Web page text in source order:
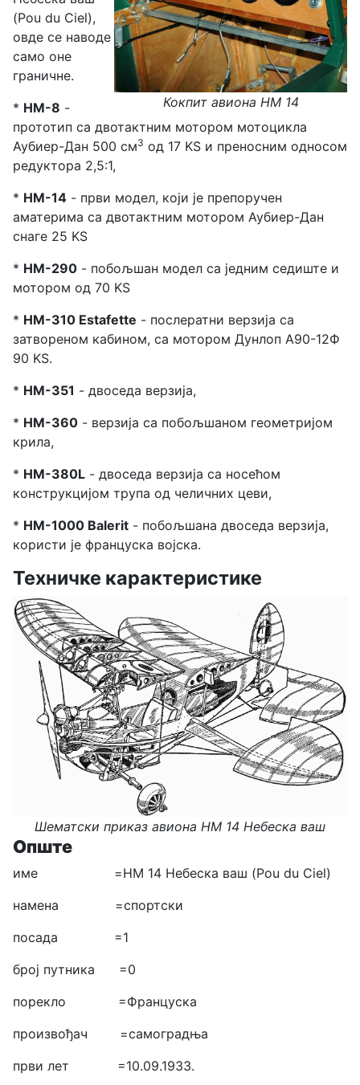
Кокпит авиона HM 14
(Pou du Ciel),
овде се наводе
само оне
граничне.
* HM-8 -
прототип са двотактним мотором мотоцикла
Аубиер-Дан 500 см3 од 17 KS и преносним односом
редуктора 2,5:1,
* HM-14 - први модел, који је препоручен
аматерима са двотактним мотором Аубиер-Дан
снаге 25 KS
* HM-290 - побољшан модел са једним седиште и
мотором од 70 KS
* HM-310 Estafette - послератни верзија са
затвореном кабином, са мотором Дунлоп А90-12Ф
90 KS.
* HM-351 - двоседа верзија,
* HM-360 - верзија са побољшаном геометријом
крила,
* HM-380L - двоседа верзија са носећом
конструкцијом трупа од челичних цеви,
* HM-1000 Balerit - побољшана двоседа верзија,
користи је француска војска.
Техничке карактеристике
Шематски приказ авиона HM 14 Небеска ваш
Опште
име =HM 14 Небеска ваш (Pou du Ciel)
намена =спортски
посада =1
број путника =0
порекло =Француска
произвођач =самоградња
први лет =10.09.1933.